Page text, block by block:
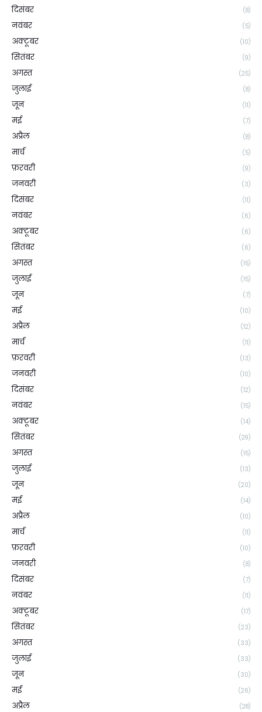
दिसंबर (8)
नवंबर (5)
अक्टूबर (10)
सितंबर (9)
अगस्त (25)
जुलाई (8)
जून (11)
मई (7)
अप्रैल (8)
मार्च (5)
फ़रवरी (9)
जनवरी (3)
दिसंबर (11)
नवंबर (6)
अक्टूबर (6)
सितंबर (6)
अगस्त (15)
जुलाई (15)
जून (7)
मई (10)
अप्रैल (12)
मार्च (11)
फ़रवरी (13)
जनवरी (10)
दिसंबर (12)
नवंबर (15)
अक्टूबर (14)
सितंबर (29)
अगस्त (15)
जुलाई (13)
जून (20)
मई (14)
अप्रैल (10)
मार्च (11)
फ़रवरी (10)
जनवरी (8)
दिसंबर (7)
नवंबर (11)
अक्टूबर (17)
सितंबर (23)
अगस्त (33)
जुलाई (33)
जून (30)
मई (26)
अप्रैल (28)